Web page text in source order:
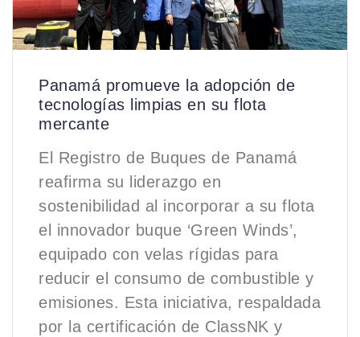
Panamá promueve la adopción de
tecnologías limpias en su flota
mercante
El Registro de Buques de Panamá
reafirma su liderazgo en
sostenibilidad al incorporar a su flota
el innovador buque ‘Green Winds’,
equipado con velas rígidas para
reducir el consumo de combustible y
emisiones. Esta iniciativa, respaldada
por la certificación de ClassNK y